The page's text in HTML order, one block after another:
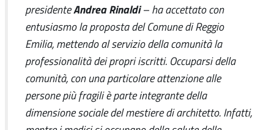
presidenteAndrea Rinaldi– ha accettato con
entusiasmo la proposta del Comune di Reggio
Emilia, mettendo al servizio della comunità la
professionalità dei propri iscritti. Occuparsi della
comunità, con una particolare attenzione alle
persone più fragili è parte integrante della
dimensione sociale del mestiere di architetto. Infatti,